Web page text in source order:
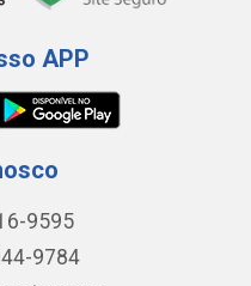
APP
9595
9784